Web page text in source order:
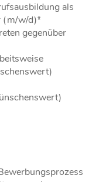
als
(m/w/d)*
gegenüber